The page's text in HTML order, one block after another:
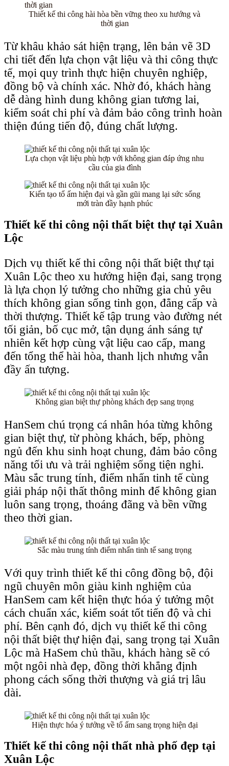
Thiết kế thi công hài hòa bền vững theo xu hướng và
thời gian
Từ khâu khảo sát hiện trạng, lên bản vẽ 3D
chi tiết đến lựa chọn vật liệu và thi công thực
tế, mọi quy trình thực hiện chuyên nghiệp,
đồng bộ và chính xác. Nhờ đó, khách hàng
dễ dàng hình dung không gian tương lai,
kiểm soát chi phí và đảm bảo công trình hoàn
thiện đúng tiến độ, đúng chất lượng.
Lựa chọn vật liệu phù hợp với không gian đáp ứng nhu
cầu của gia đình
Kiến tạo tổ ấm hiện đại và gần gũi mang lại sức sống
mới tràn đầy hạnh phúc
Thiết kế thi công nội thất biệt thự tại Xuân
Lộc
Dịch vụ thiết kế thi công nội thất biệt thự tại
Xuân Lộc theo xu hướng hiện đại, sang trọng
là lựa chọn lý tưởng cho những gia chủ yêu
thích không gian sống tinh gọn, đẳng cấp và
thời thượng. Thiết kế tập trung vào đường nét
tối giản, bố cục mở, tận dụng ánh sáng tự
nhiên kết hợp cùng vật liệu cao cấp, mang
đến tổng thể hài hòa, thanh lịch nhưng vẫn
đầy ấn tượng.
Không gian biệt thự phòng khách đẹp sang trọng
HanSem chú trọng cá nhân hóa từng không
gian biệt thự, từ phòng khách, bếp, phòng
ngủ đến khu sinh hoạt chung, đảm bảo công
năng tối ưu và trải nghiệm sống tiện nghi.
Màu sắc trung tính, điểm nhấn tinh tế cùng
giải pháp nội thất thông minh để không gian
luôn sang trọng, thoáng đãng và bền vững
theo thời gian.
Sắc màu trung tính điểm nhấn tinh tế sang trọng
Với quy trình thiết kế thi công đồng bộ, đội
ngũ chuyên môn giàu kinh nghiệm của
HanSem cam kết hiện thực hóa ý tưởng một
cách chuẩn xác, kiểm soát tốt tiến độ và chi
phí. Bên cạnh đó, dịch vụ thiết kế thi công
nội thất biệt thự hiện đại, sang trọng tại Xuân
Lộc mà HaSem chủ thầu, khách hàng sẽ có
một ngôi nhà đẹp, đồng thời khẳng định
phong cách sống thời thượng và giá trị lâu
dài.
Hiện thực hóa ý tưởng về tổ ấm sang trọng hiện đại
Thiết kế thi công nội thất nhà phố đẹp tại
Xuân Lộc